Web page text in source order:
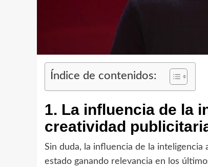
Índice de contenidos:
1. La influencia de la
creatividad
Sin duda, la influencia de la
estado ganando relevancia en los